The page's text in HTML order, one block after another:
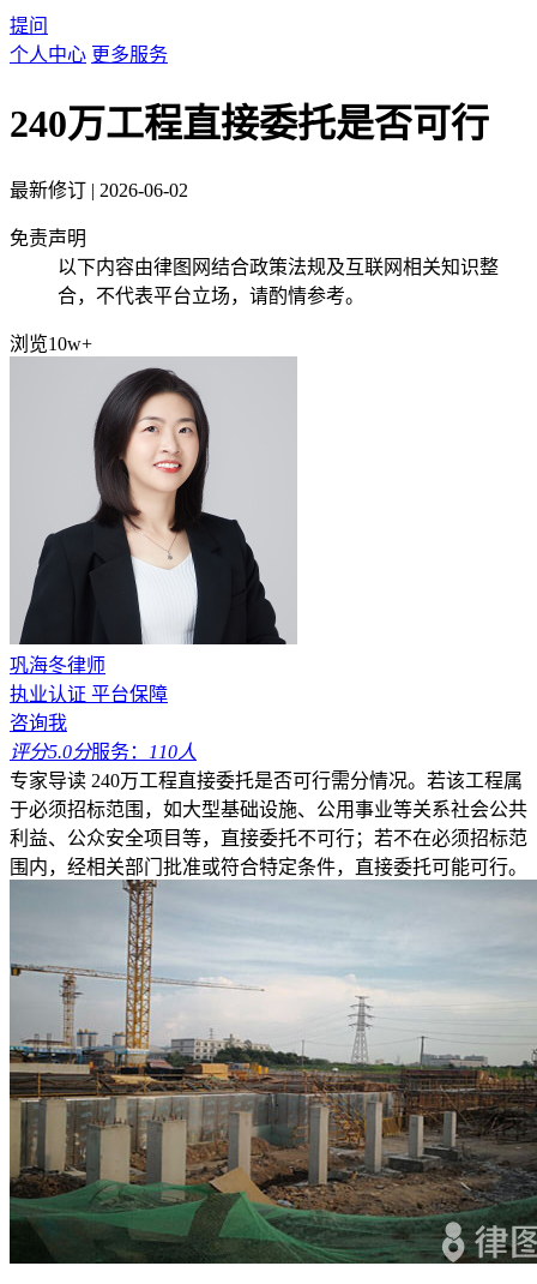
提问
个人中心 更多服务
240万工程直接委托是否可行
最新修订 | 2026-06-02
免责声明
以下内容由律图网结合政策法规及互联网相关知识整
合，不代表平台立场，请酌情参考。
浏览10w+
巩海冬律师
执业认证 平台保障
咨询我
评分5.0分服务：
110人
专家导读 240万工程直接委托是否可行需分情况。若该工程属
于必须招标范围，如大型基础设施、公用事业等关系社会公共
利益、公众安全项目等，直接委托不可行；若不在必须招标范
围内，经相关部门批准或符合特定条件，直接委托可能可行。